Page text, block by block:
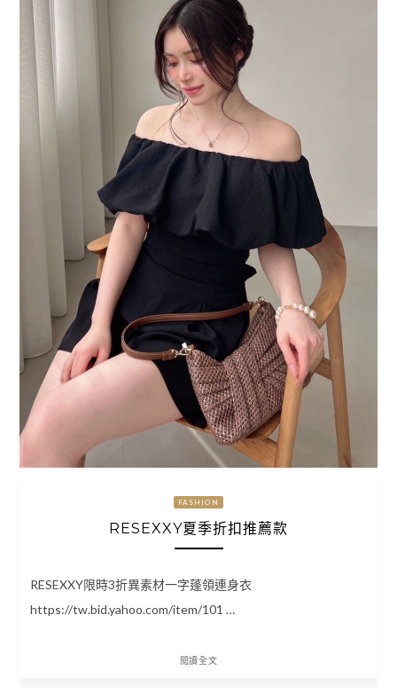
FASHION
RESEXXY夏季折扣推薦款
RESEXXY限時3折異素材一字蓬領連身衣
https://tw.bid.yahoo.com/item/101 …
閱讀全文